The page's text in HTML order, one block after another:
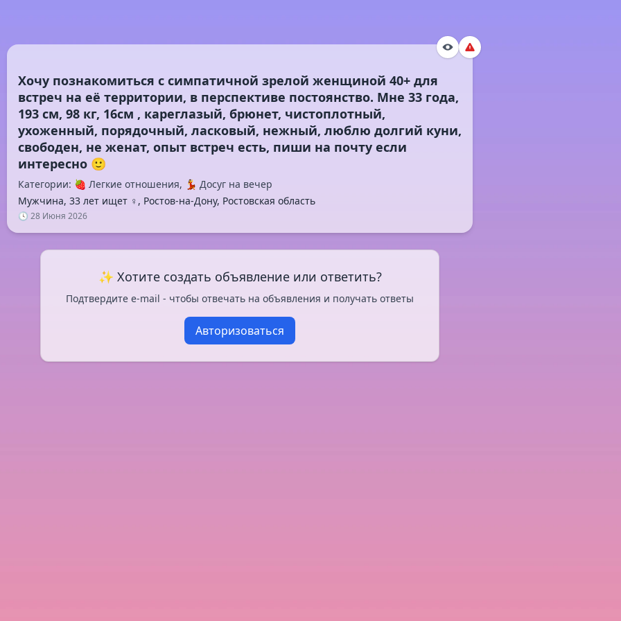
Хочу познакомиться с симпатичной зрелой женщиной 40+ для
встреч на её территории, в перспективе постоянство. Мне 33 года,
193 см, 98 кг, 16см , кареглазый, брюнет, чистоплотный,
ухоженный, порядочный, ласковый, нежный, люблю долгий куни,
свободен, не женат, опыт встреч есть, пиши на почту если
Категории: 🍓 Легкие отношения, 💃 Досуг на вечер
Мужчина, 33 лет ищет ♀️, Ростов-на-Дону, Ростовская область
🕓 28 Июня 2026
✨ Хотите создать объявление или ответить?
Подтвердите e-mail - чтобы отвечать на объявления и получать ответы
Авторизоваться